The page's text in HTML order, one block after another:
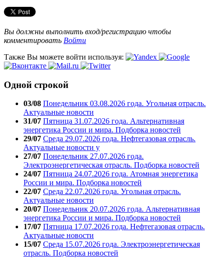
Вы должны выполнить вход/регистрацию чтобы
комментировать Войти
Также Вы можете войти используя:
Одной строкой
03/08 Понедельник 03.08.2026 года. Угольная отрасль.
Актуальные новости
31/07 Пятница 31.07.2026 года. Альтернативная
энергетика России и мира. Подборка новостей
29/07 Среда 29.07.2026 года. Нефтегазовая отрасль.
Актуальные новости у
27/07 Понедельник 27.07.2026 года.
Электроэнергетическая отрасль. Подборка новостей
24/07 Пятница 24.07.2026 года. Атомная энергетика
России и мира. Подборка новостей
22/07 Среда 22.07.2026 года. Угольная отрасль.
Актуальные новости
20/07 Понедельник 20.07.2026 года. Альтернативная
энергетика России и мира. Подборка новостей
17/07 Пятница 17.07.2026 года. Нефтегазовая отрасль.
Актуальные новости
15/07 Среда 15.07.2026 года. Электроэнергетическая
отрасль. Подборка новостей